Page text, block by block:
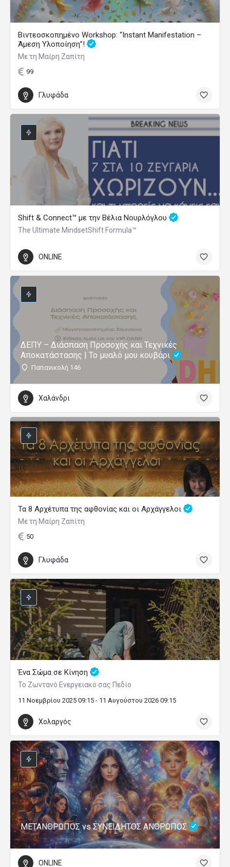
Βιντεοσκοπημένο Workshop: “Instant Manifestation –
Άμεση Υλοποίηση”!
Με τη Μαίρη Ζαπίτη
99
Γλυφάδα
Shift & Connect™ με την Βέλια Νουρλόγλου
The Ultimate MindsetShift Formula™
ONLINE
ΔΕΠΥ – Διάσπαση Προσοχής και Τεχνικές
Αποκατάστασης | Το μυαλό μου κουβάρι
Παπανικολή 146
Χαλάνδρι
Τα 8 Αρχέτυπα της αφθονίας και οι Αρχάγγελοι
Με τη Μαίρη Ζαπίτη
50
Γλυφάδα
Ένα Σώμα σε Κίνηση
Το Ζωντανό Ενεργειακό σας Πεδίο
11 Νοεμβρίου 2025 09:15 - 11 Αυγούστου 2026 09:15
Χολαργός
ΜΕΤΑΝΘΡΩΠΟΣ vs ΣΥΝΕΙΔΗΤΟΣ ΑΝΘΡΩΠΟΣ
ONLINE